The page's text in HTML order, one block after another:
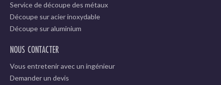
Service de découpe des métaux
Découpe sur acier inoxydable
Découpe sur aluminium
NOUS CONTACTER
Vous entretenir avec un ingénieur
Demander un devis